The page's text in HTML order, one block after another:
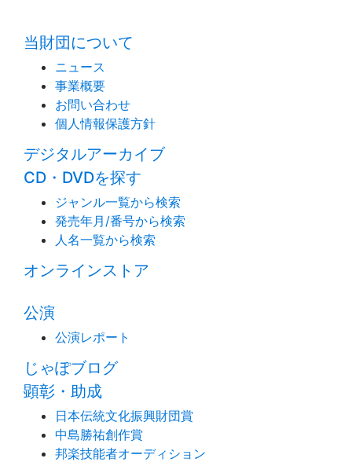
当財団について
ニュース
事業概要
お問い合わせ
個人情報保護方針
デジタルアーカイブ
CD・DVDを探す
ジャンル一覧から検索
発売年月/番号から検索
人名一覧から検索
オンラインストア
公演
公演レポート
じゃぽブログ
顕彰・助成
日本伝統文化振興財団賞
中島勝祐創作賞
邦楽技能者オーディション